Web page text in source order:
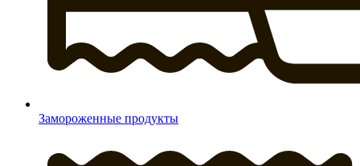
Замороженные продукты